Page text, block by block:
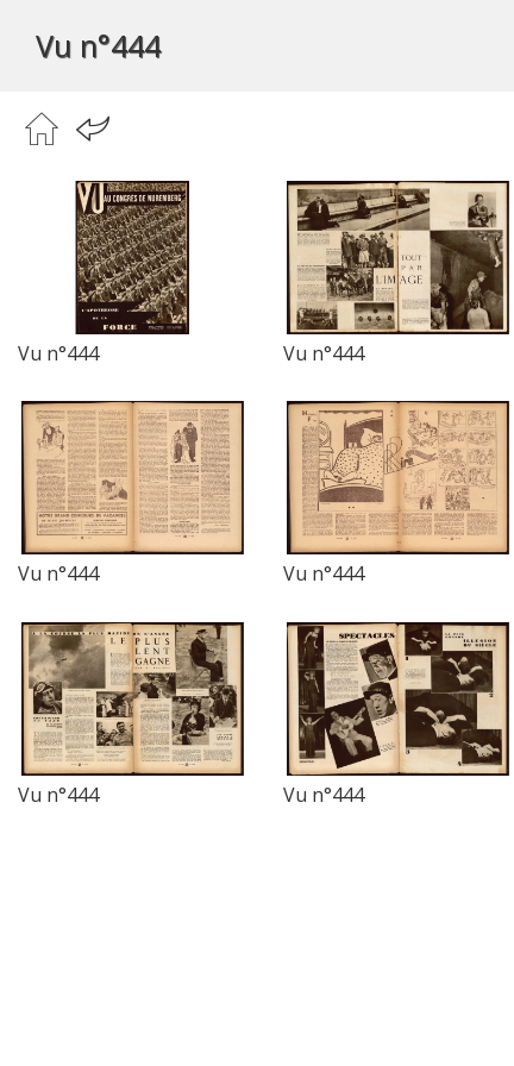
Vu n°444
Vu n°444 Vu n°444
Vu n°444 Vu n°444
Vu n°444 Vu n°444